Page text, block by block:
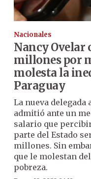
Nacionales
Nancy Ovelar
millones por
molesta la
Paraguay
La nueva delegada
admitió ante un
salario que
parte del Estado
millones. Sin
que le molestan
pobreza.